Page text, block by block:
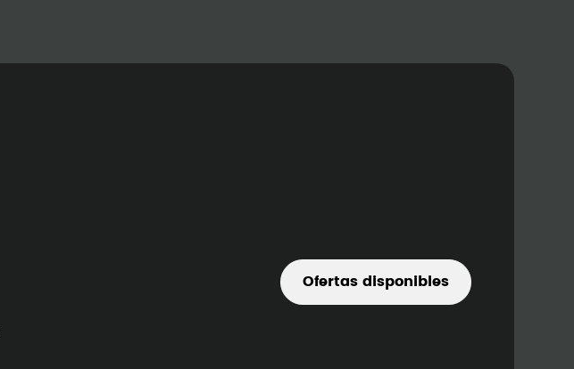
Ofertas disponibles